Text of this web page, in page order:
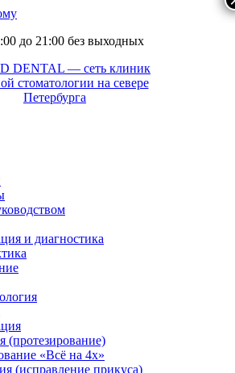
до 21:00 без выходных
и диагностика
(протезирование)
«Всё на 4х»
(исправление прикуса)